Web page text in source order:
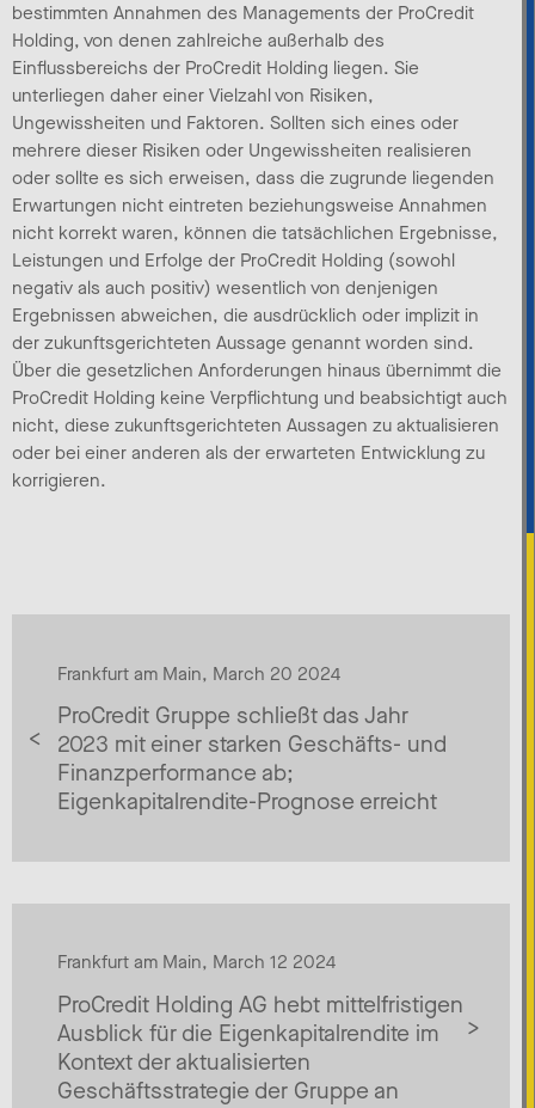
bestimmten Annahmen des Managements der ProCredit
Holding, von denen zahlreiche außerhalb des
Einflussbereichs der ProCredit Holding liegen. Sie
unterliegen daher einer Vielzahl von Risiken,
Ungewissheiten und Faktoren. Sollten sich eines oder
mehrere dieser Risiken oder Ungewissheiten realisieren
oder sollte es sich erweisen, dass die zugrunde liegenden
Erwartungen nicht eintreten beziehungsweise Annahmen
nicht korrekt waren, können die tatsächlichen Ergebnisse,
Leistungen und Erfolge der ProCredit Holding (sowohl
negativ als auch positiv) wesentlich von denjenigen
Ergebnissen abweichen, die ausdrücklich oder implizit in
der zukunftsgerichteten Aussage genannt worden sind.
Über die gesetzlichen Anforderungen hinaus übernimmt die
ProCredit Holding keine Verpflichtung und beabsichtigt auch
nicht, diese zukunftsgerichteten Aussagen zu aktualisieren
oder bei einer anderen als der erwarteten Entwicklung zu
korrigieren.
Frankfurt am Main, March 20 2024
ProCredit Gruppe schließt das Jahr
2023 mit einer starken Geschäfts- und
Finanzperformance ab;
Eigenkapitalrendite-Prognose erreicht
Frankfurt am Main, March 12 2024
ProCredit Holding AG hebt mittelfristigen
Ausblick für die Eigenkapitalrendite im
Kontext der aktualisierten
Geschäftsstrategie der Gruppe an